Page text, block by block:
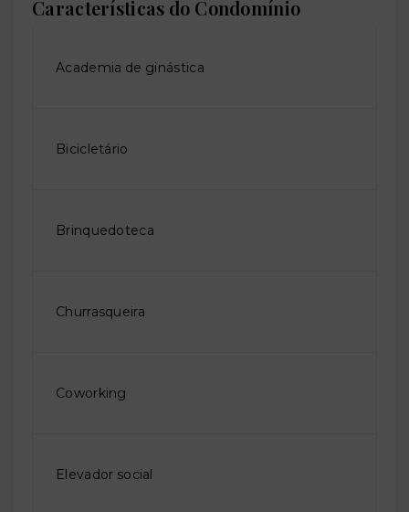
Características do Condomínio
Academia de ginástica
Bicicletário
Brinquedoteca
Churrasqueira
Coworking
Elevador social